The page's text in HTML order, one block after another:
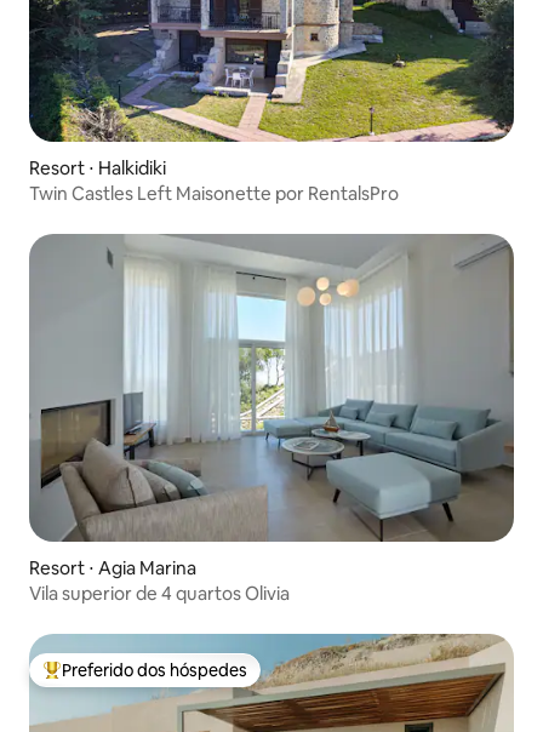
Resort ⋅ Halkidiki
Twin Castles Left Maisonette por RentalsPro
Resort ⋅ Agia Marina
Vila superior de 4 quartos Olivia
Entre os melhores preferidos dos hóspedes
Preferido dos hóspedes